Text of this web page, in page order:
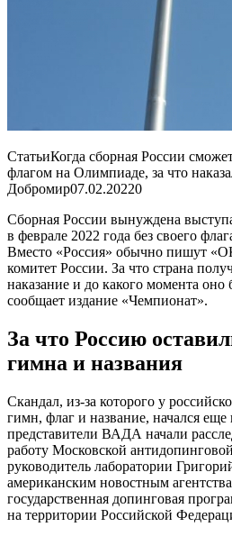
СтатьиКогда сборная России
флагом на Олимпиаде, за что
Добромир07.02.20220
Сборная России вынуждена
в феврале 2022 года без своего
Вместо «Россия» обычно пишут
комитет России. За что страна
наказание и до какого момента оно
сообщает издание «Чемпионат».
За что Россию
гимна и названия
Скандал, из-за которого у
гимн, флаг и название, начался еще
представители ВАДА начали
работу Московской
руководитель лаборатории
американским новостным
государственная допинговая
на территории Российской